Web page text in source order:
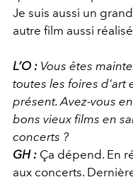
Je suis aussi un
autre film aussi
L’O : Vous êtes
toutes les foires d'art
présent. Avez-vous
bons vieux films en
concerts ?
GH : Ça dépend. En
aux concerts.